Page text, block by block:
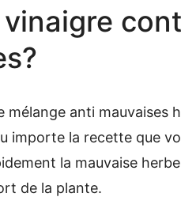
anti mauvaises
importe la recette que
la mauvaise
de la plante.